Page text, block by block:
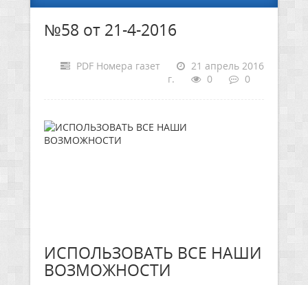
№58 от 21-4-2016
PDF Номера газет
21 апрель 2016
г.
0 0
ИСПОЛЬЗОВАТЬ ВСЕ НАШИ
ВОЗМОЖНОСТИ